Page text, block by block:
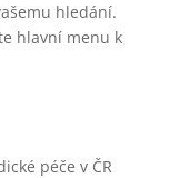
hledání.
hlavní menu k
péče v ČR